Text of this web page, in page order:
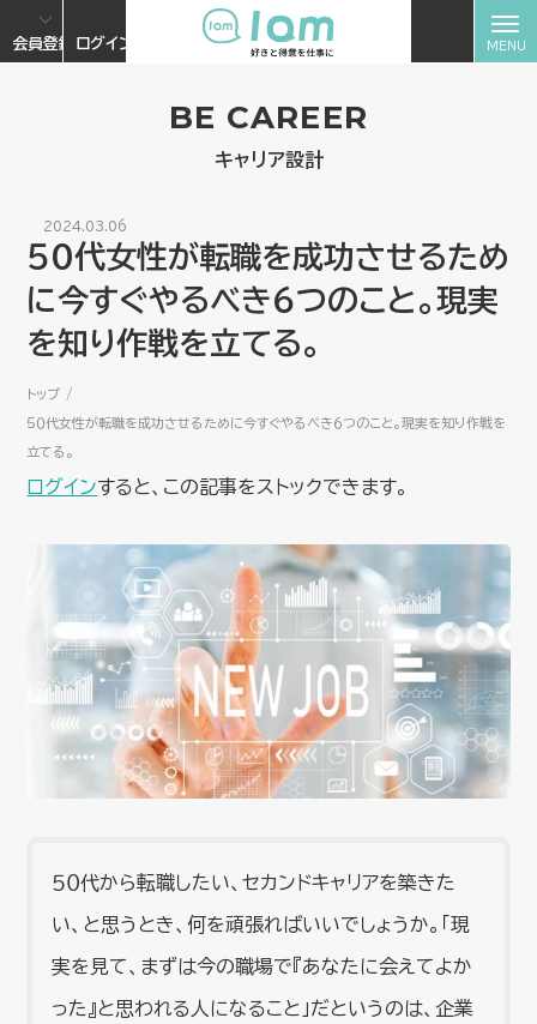
会員登録 ログイン
BE CAREER
キャリア設計
2024.03.06
５０代女性が転職を成功させるため
に今すぐやるべき６つのこと。現実
を知り作戦を立てる。
トップ
５０代女性が転職を成功させるために今すぐやるべき６つのこと。現実を知り作戦を
立てる。
ログインすると、この記事をストックできます。
５０代から転職したい、セカンドキャリアを築きた
い、と思うとき、何を頑張ればいいでしょうか。「現
実を見て、まずは今の職場で『あなたに会えてよか
った』と思われる人になること」だというのは、企業